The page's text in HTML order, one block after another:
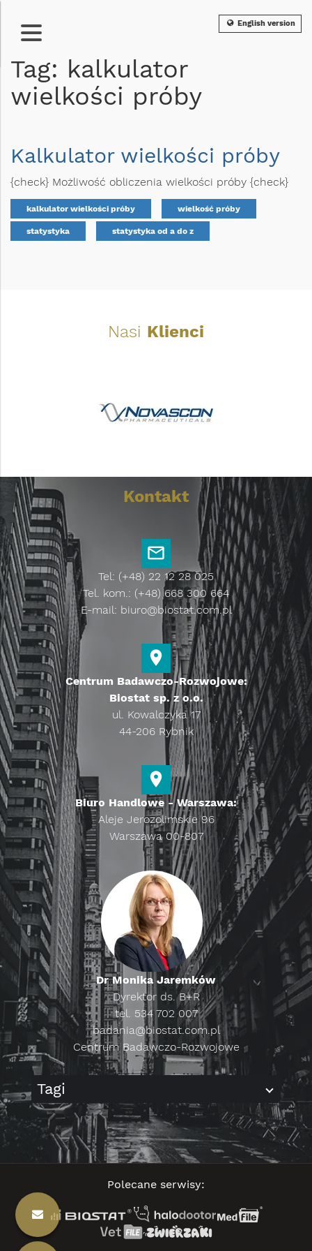
Tag: kalkulator
wielkości próby
Kalkulator wielkości próby
{check} Możliwość obliczenia wielkości próby {check}
kalkulator wielkości próby wielkość próby
statystyka statystyka od a do z
Nasi Klienci
Kontakt
Tel: (+48) 22 12 28 025
Tel. kom.: (+48) 668 300 664
E-mail: biuro@biostat.com.pl
Centrum Badawczo-Rozwojowe:
Biostat sp. z o.o.
ul. Kowalczyka 17
44-206 Rybnik
Biuro Handlowe - Warszawa:
Aleje Jerozolimskie 96
Warszawa 00-807
Dr Monika Jaremków
Dyrektor ds. B+R
tel. 534 702 007
badania@biostat.com.pl
Centrum Badawczo-Rozwojowe
Tagi
Polecane serwisy:
English version